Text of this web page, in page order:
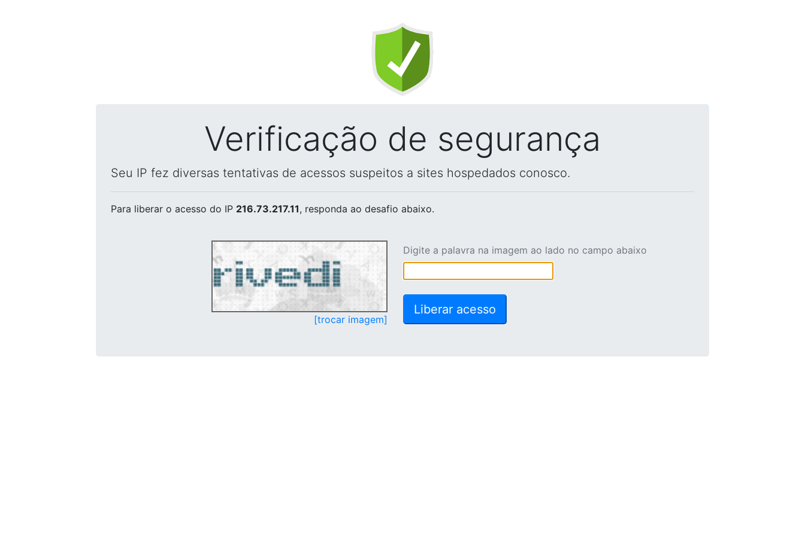
Verificação de segurança
Seu IP fez diversas tentativas de acessos suspeitos a sites hospedados conosco.
Para liberar o acesso do IP 216.73.217.11, responda ao desafio abaixo.
[trocar imagem]
Digite a palavra na imagem ao lado no campo abaixo